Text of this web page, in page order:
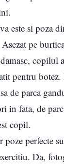
este si poza
pe
copilul
pentru botez.
de parca
in fata, de
copil.
poze perfecte
Da,